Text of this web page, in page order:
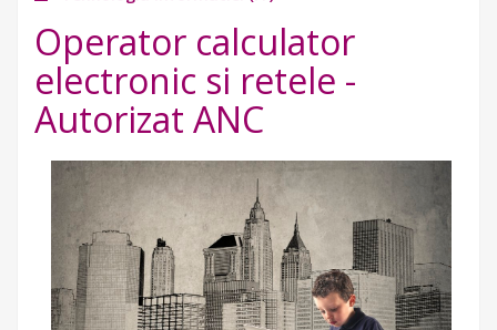
Operator calculator
electronic si retele -
Autorizat ANC